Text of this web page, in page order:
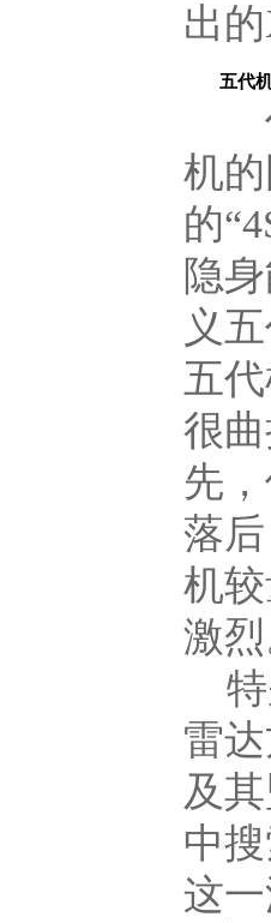
出
五代机
作
机
的
隐
义
五
很
先
落
机
激
特
雷
及
中
这